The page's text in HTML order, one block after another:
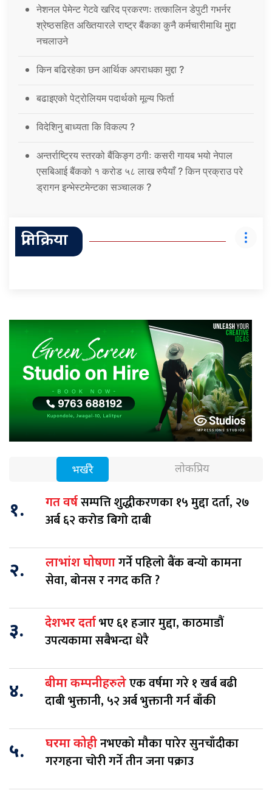
नेशनल पेमेन्ट गेटवे खरिद प्रकरणः तत्कालिन डेपुटी गभर्नर
श्रेष्ठसहित अख्तियारले राष्ट्र बैंकका कुनै कर्मचारीमाथि मुद्दा
नचलाउने
किन बढिरहेका छन आर्थिक अपराधका मुद्दा ?
बढाइएको पेट्रोलियम पदार्थको मूल्य फिर्ता
विदेशिनु बाध्यता कि विकल्प ?
अन्तर्राष्ट्रिय स्तरको बैंकिङ्ग ठगीः कसरी गायब भयो नेपाल
एसबिआई बैंकको १ करोड ५८ लाख रुपैयाँ ? किन प्रक्राउ परे
ड्रागन इन्भेस्टमेन्टका सञ्चालक ?
प्रतिक्रिया
भर्खरै लोकप्रिय
१. गत वर्षसम्पत्ति शुद्धीकरणका १५ मुद्दा दर्ता, २७
अर्ब ६२ करोड बिगो दाबी
२. लाभांश घोषणागर्ने पहिलो बैंक बन्यो कामना
सेवा, बोनस र नगद कति ?
३. देशभर दर्ताभए ६१ हजार मुद्दा, काठमाडौं
उपत्यकामा सबैभन्दा धेरै
४. बीमा कम्पनीहरुलेएक वर्षमा गरे १ खर्ब बढी
दाबी भुक्तानी, ५२ अर्ब भुक्तानी गर्न बाँकी
५. घरमा कोहीनभएको मौका पारेर सुनचाँदीका
गरगहना चोरी गर्ने तीन जना पक्राउ